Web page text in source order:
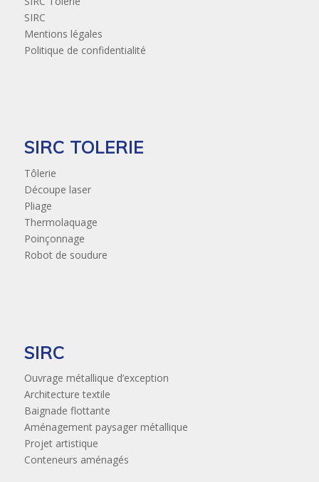
SIRC
Mentions légales
Politique de confidentialité
SIRC TOLERIE
Tôlerie
Découpe laser
Pliage
Thermolaquage
Poinçonnage
Robot de soudure
SIRC
Ouvrage métallique d’exception
Architecture textile
Baignade flottante
Aménagement paysager métallique
Projet artistique
Conteneurs aménagés